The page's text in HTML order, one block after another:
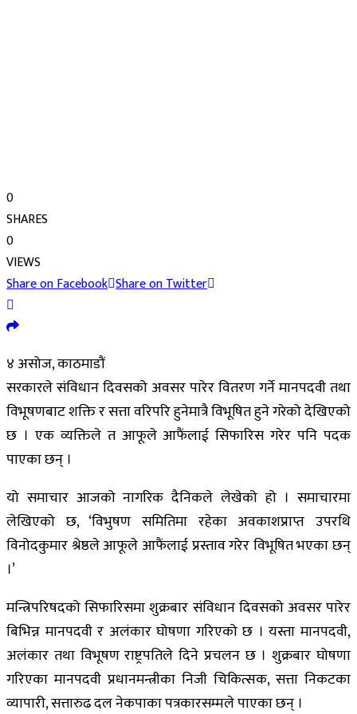
0
SHARES
0
VIEWS
Share on Facebook Share on Twitter
४ असोज, काठमाडौं
सरकारले संविधान दिवसको अवसर पारेर वितरण गर्ने मानपदवी तथा
विभूषणबाट शक्ति र सत्ता वरिपरि हुनेमात्रै विभूषित हुने गरेको देखिएको
छ । एक व्यक्तिले त आफूले आफैंलाई सिफारिस गरेर पनि पदक
पाएका छन् ।
यो समाचार आजको नागरिक दैनिकले लेखेको हो । समाचारमा
लेखिएको छ, ‘विभुषण समितिमा रहेका अवकाशप्राप्त उपरथि
विनोदकुमार श्रेष्ठले आफूले आफैंलाई प्रस्ताव गरेर विभूषित भएका छन्
।’
मन्त्रिपरिषदको सिफारिसमा शुक्रबार संविधान दिवसको अवसर पारेर
बिभिन्न मानपदवी र अलंकार घोषणा गरिएको छ । यस्ता मानपदवी,
अलंकार तथा विभूषण राष्ट्रपतिले दिने प्रचलन छ । शुक्रबार घोषणा
गरिएका मानपदवी प्रधानमन्त्रीका निजी चिकित्सक, सत्ता निकटका
व्यापारी, सत्तारुढ दल नेकपाका पत्रकारसम्मले पाएका छन् ।